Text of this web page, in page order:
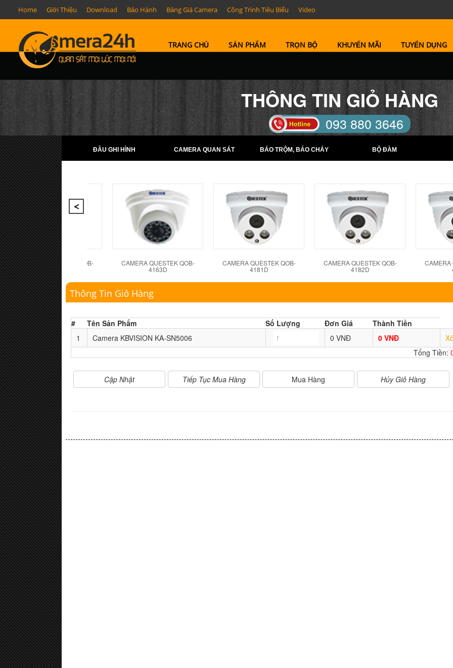
Home Giới Thiệu Download Bảo Hành Bảng Giá Camera Công Trình Tiêu Biểu Video
TRANG CHỦ SẢN PHẨM TRỌN BỘ KHUYẾN MÃI TUYỂN DỤNG
THÔNG TIN GIỎ HÀNG
093 880 3646
TELL: (0274) 6569422 -
(0274) 6569423
ĐẦU GHI HÌNH CAMERA QUAN SÁT BÁO TRỘM, BÁO CHÁY BỘ ĐÀM
CAMERA QUESTEK QOB-
4162D
CAMERA QUESTEK QOB-
4163D
CAMERA QUESTEK QOB-
4181D
CAMERA QUESTEK QOB-
4182D
CAMERA
Thông Tin Giỏ Hàng
# Tên Sản Phẩm Số Lượng Đơn Giá
Thành Tiền
1
Camera KBVISION KA-SN5006 0 VNĐ 0 VNĐ
Tổng Tiền:
Mua Hàng